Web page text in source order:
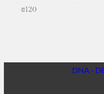
₪120